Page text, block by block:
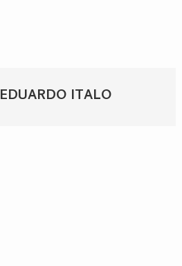
EDUARDO ITALO